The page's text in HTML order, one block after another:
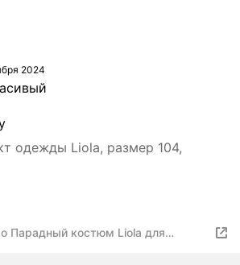
2024
одежды Liola, размер 104,
Парадный костюм Liola для